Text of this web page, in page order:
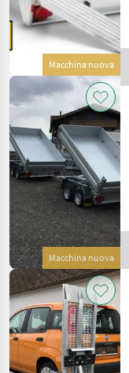
Macchina nuova
Macchina nuova